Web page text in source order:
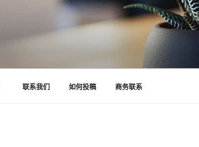
联系我们 如何投稿 商务联系